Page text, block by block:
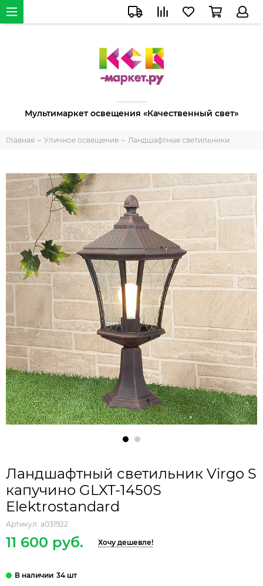
Мультимаркет освещения «Качественный свет»
Главная Уличное освещение Ландшафтные светильники
Ландшафтный светильник Virgo S
капучино GLXT-1450S
Elektrostandard
Артикул: a031922
11 600 руб. Хочу дешевле!
34 шт